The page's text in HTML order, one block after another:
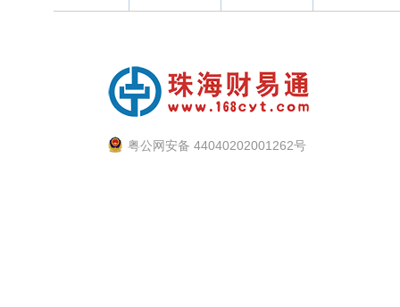
粤公网安备 44040202001262号